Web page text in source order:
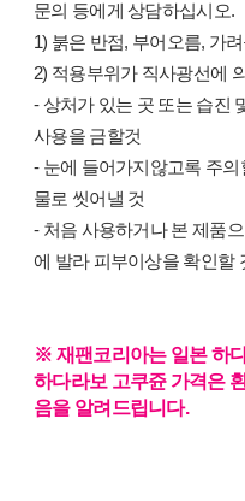
문의 등에게 상담하십시오.
1) 붉은 반점, 부어오름, 가
2) 적용부위가 직사광선에
- 상처가 있는 곳 또는 습진
사용을 금할것
- 눈에 들어가지않고록 주
물로 씻어낼 것
- 처음 사용하거나 본 제품
에 발라 피부이상을 확인할
※ 재팬코리아는 일본 하
하다라보 고쿠쥰 가격은
음을 알려드립니다.​